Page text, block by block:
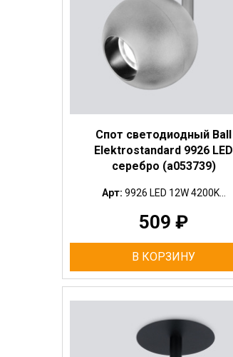
Спот светодиодный Ball
Elektrostandard 9926 LED
серебро (a053739)
Арт: 9926 LED 12W 4200K...
509 ₽
В КОРЗИНУ